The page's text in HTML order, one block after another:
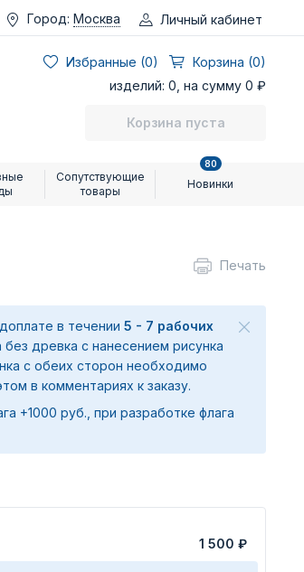
Город: Москва Личный кабинет
Избранные (0)
Корзина (0)
изделий: 0, на сумму 0 ₽
Корзина пуста
Сопутствующие
товары
Новинки
80
Печать
в течении 5 - 7 рабочих
древка с нанесением рисунка
с обеих сторон необходимо
в комментариях к заказу.
+1000 руб., при разработке флага
1 500 ₽